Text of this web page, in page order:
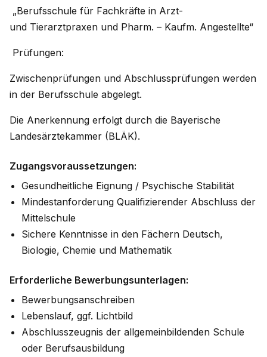
„Berufsschule für Fachkräfte in Arzt-
und Tierarztpraxen und Pharm. – Kaufm. Angestellte“
Prüfungen:
Zwischenprüfungen und Abschlussprüfungen werden
in der Berufsschule abgelegt.
Die Anerkennung erfolgt durch die Bayerische
Landesärztekammer (BLÄK).
Zugangsvoraussetzungen:
Gesundheitliche Eignung / Psychische Stabilität
Mindestanforderung Qualifizierender Abschluss der
Mittelschule
Sichere Kenntnisse in den Fächern Deutsch,
Biologie, Chemie und Mathematik
Erforderliche Bewerbungsunterlagen:
Bewerbungsanschreiben
Lebenslauf, ggf. Lichtbild
Abschlusszeugnis der allgemeinbildenden Schule
oder Berufsausbildung